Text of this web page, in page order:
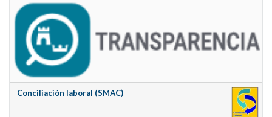
Conciliación laboral (SMAC)